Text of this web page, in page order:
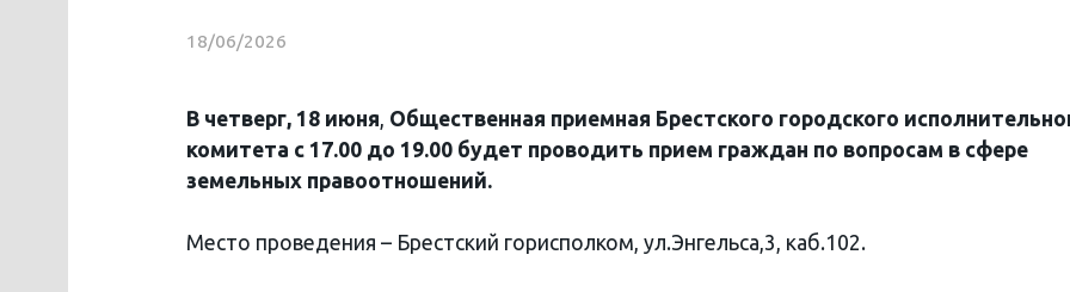
18/06/2026
В четверг, 18 июня, Общественная приемная Брестского городского
комитета с 17.00 до 19.00 будет проводить прием граждан по вопросам в сфере
земельных правоотношений.
Место проведения – Брестский горисполком, ул.Энгельса,3, каб.102.